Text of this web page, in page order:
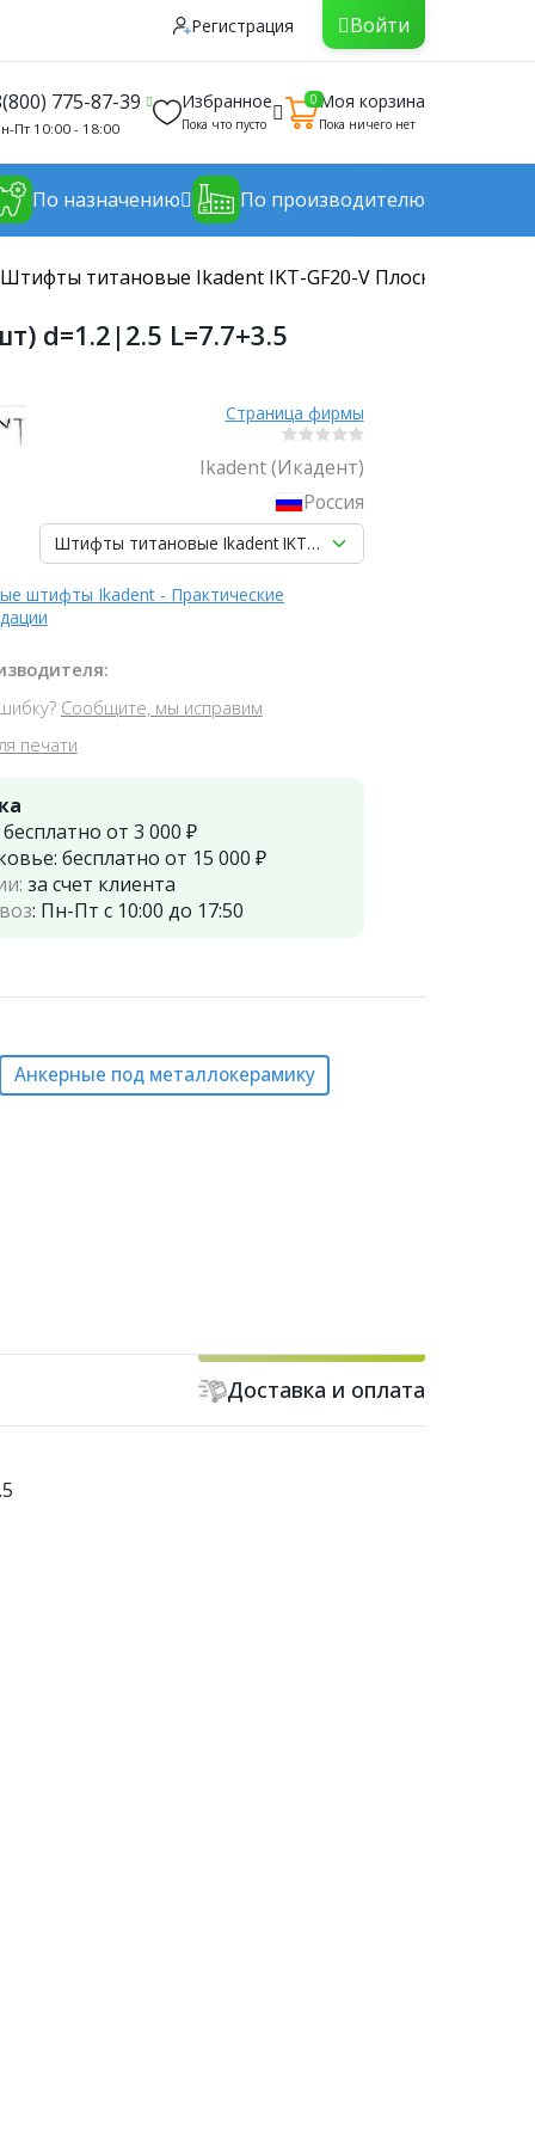
Регистрация Войти
775-87-39
Пт 10:00 - 18:00
Избранное
Пока что пусто
0Моя корзина
Пока ничего нет
По назначению По производителю
Штифты титановые Ikadent IKT-GF20-V Плоская
d=1.2|2.5 L=7.7+3.5
Страница фирмы
Ikadent (Икадент)
Россия
Штифты титановые Ikadent IKT-GF20-V Плоская
штифты Ikadent - Практические
Сообщите, мы исправим
печати
бесплатно от 3 000 ₽
бесплатно от 15 000 ₽
за счет клиента
: Пн-Пт с 10:00 до 17:50
Анкерные под металлокерамику
Доставка и оплата